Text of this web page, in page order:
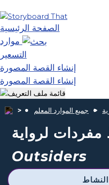
الصفحة الرئيسية
موارد
التسعير
إنشاء القصة المصورة
إنشاء القصة المصورة
جميع الموارد المعلم
Outsiders